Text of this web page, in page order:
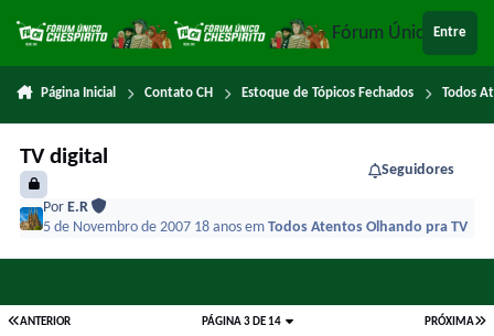
Fórum ÚnicoEntre
Página Inicial Contato CH Estoque de Tópicos Fechados Todos
TV digital
Seguidores
PorE.R
5 de Novembro de 2007 18 anosemTodos Atentos Olhando pra TV
ANTERIOR PRÓXIMA
PÁGINA 3 DE 14